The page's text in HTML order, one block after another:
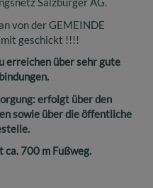
von der GEMEINDE
geschickt !!!!
erreichen über sehr gute
erfolgt über den
sowie über die öffentliche
700 m Fußweg.